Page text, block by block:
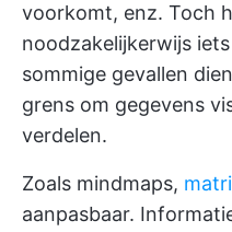
voorkomt, enz. Toch
noodzakelijkerwijs
sommige gevallen
grens om gegevens
verdelen.
Zoals mindmaps,
aanpasbaar.